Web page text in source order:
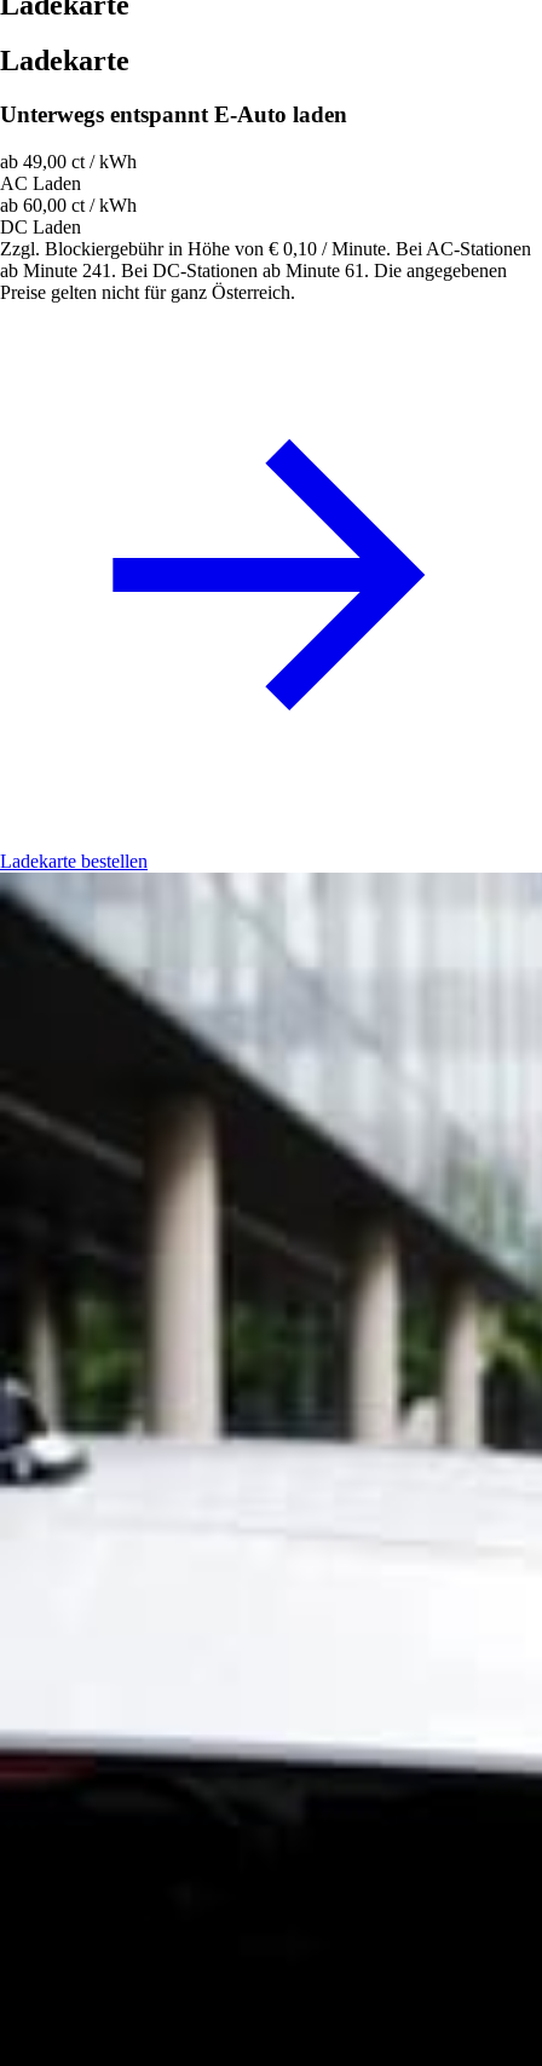
Ladekarte
Unterwegs entspannt E-Auto laden
ab 49,00 ct / kWh
AC Laden
ab 60,00 ct / kWh
DC Laden
Zzgl. Blockiergebühr in Höhe von € 0,10 / Minute. Bei AC-Stationen
ab Minute 241. Bei DC-Stationen ab Minute 61. Die angegebenen
Preise gelten nicht für ganz Österreich.
Ladekarte bestellen